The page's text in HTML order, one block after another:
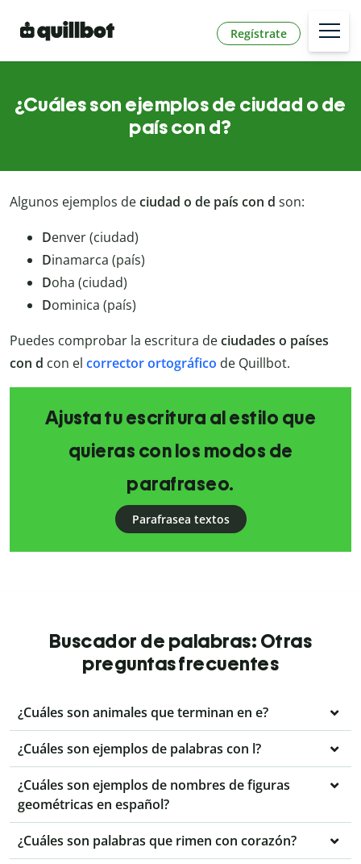
Regístrate
¿Cuáles son ejemplos de ciudad o de
país con d?
Algunos ejemplos deciudad o de país con d son:
Denver (ciudad)
Dinamarca (país)
Doha (ciudad)
Dominica (país)
Puedes comprobar la escritura deciudades o países
con d con el corrector ortográfico de Quillbot.
Ajusta tu escritura al estilo que
quieras con los modos de
parafraseo.
Parafrasea textos
Buscador de palabras: Otras
preguntas frecuentes
¿Cuáles son animales que terminan en e?
¿Cuáles son ejemplos de palabras con l?
¿Cuáles son ejemplos de nombres de figuras
geométricas en español?
¿Cuáles son palabras que rimen con corazón?